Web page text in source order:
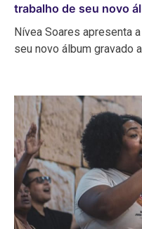
trabalho de seu novo
Nívea Soares apresenta
seu novo álbum gravado